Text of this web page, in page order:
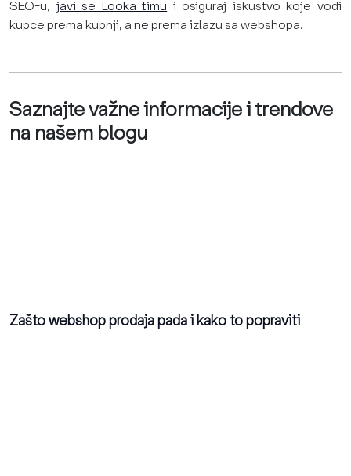
SEO-u, javi se Looka timu i osiguraj iskustvo koje vodi
kupce prema kupnji, a ne prema izlazu sa webshopa.
Saznajte važne informacije i trendove
na našem blogu
Zašto webshop prodaja pada i kako to popraviti